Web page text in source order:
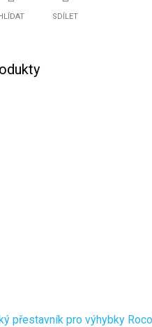
SDÍLET
přestavník pro výhybky